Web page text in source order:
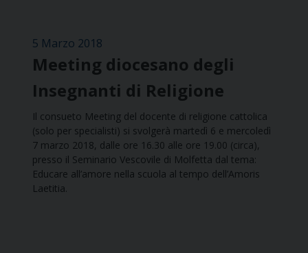
5 Marzo 2018
Meeting diocesano degli
Insegnanti di Religione
Il consueto Meeting del docente di religione cattolica
(solo per specialisti) si svolgerà martedì 6 e mercoledì
7 marzo 2018, dalle ore 16.30 alle ore 19.00 (circa),
presso il Seminario Vescovile di Molfetta dal tema:
Educare all’amore nella scuola al tempo dell’Amoris
Laetitia.